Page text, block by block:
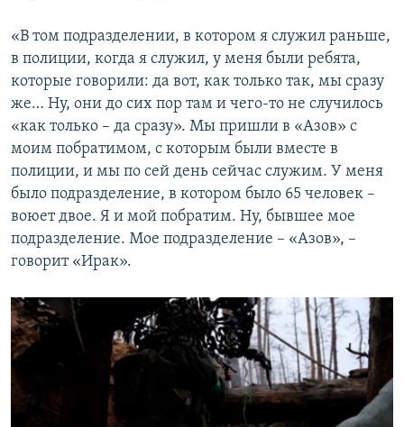
«В том подразделении, в котором я служил раньше,
в полиции, когда я служил, у меня были ребята,
которые говорили: да вот, как только так, мы сразу
же… Ну, они до сих пор там и чего-то не случилось
«как только – да сразу». Мы пришли в «Азов» с
моим побратимом, с которым были вместе в
полиции, и мы по сей день сейчас служим. У меня
было подразделение, в котором было 65 человек –
воюет двое. Я и мой побратим. Ну, бывшее мое
подразделение. Мое подразделение – «Азов», –
говорит «Ирак».